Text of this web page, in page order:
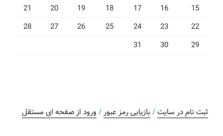
15
16
17
18
19
20
21
22
23
24
25
26
27
28
29
30
31
ثبت نام در سایت/ بازیابی رمز عبور / ورود از صفحه ای مستقل